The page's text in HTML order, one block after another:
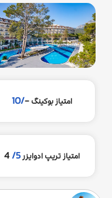
امتیاز بوکینگ-
/10
امتیاز تریپ ادوایزر5/
4